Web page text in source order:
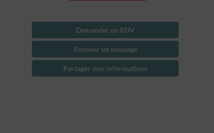
Demander un RDV
Envoyer un message
Partager mes informations